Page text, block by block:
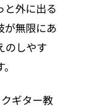
と外に出る
が無限にあ
のしやす
ギター教